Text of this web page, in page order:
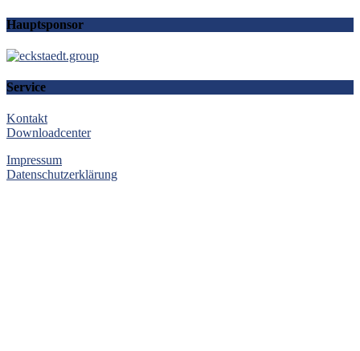
Hauptsponsor
Service
Kontakt
Downloadcenter
Impressum
Datenschutzerklärung